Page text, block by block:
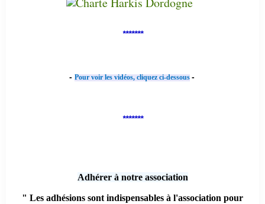
*******
- Pour voir les vidéos, cliquez ci-dessous -
*******
Adhérer à notre association
" Les adhésions sont indispensables à l'association pour